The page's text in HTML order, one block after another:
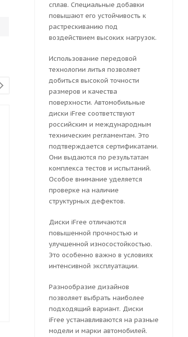
штампованный ТЗСК Kia
Ceed 6.5x16 5x114.3 ET 46
Dia 67.1 (серебристый)
Много
руб.
5x114.3 ET
2768
сплав. Специальные добавки
повышают его устойчивость к
растрескиванию под
воздействием высоких нагрузок.
Использование передовой
технологии литья позволяет
добиться высокой точности
размеров и качества
поверхности. Автомобильные
диски iFree соответствуют
российским и международным
техническим регламентам. Это
подтверждается сертификатами.
Они выдаются по результатам
комплекса тестов и испытаний.
Особое внимание уделяется
проверке на наличие
структурных дефектов.
Диски iFree отличаются
повышенной прочностью и
улучшенной износостойкостью.
Это особенно важно в условиях
интенсивной эксплуатации.
Разнообразие дизайнов
позволяет выбрать наиболее
подходящий вариант. Диски
iFree устанавливаются на разные
модели и марки автомобилей.